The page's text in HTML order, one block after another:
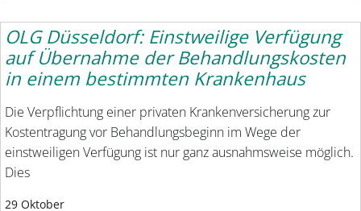
OLG Düsseldorf: Einstweilige Verfügung
auf Übernahme der Behandlungskosten
in einem bestimmten Krankenhaus
Die Verpflichtung einer privaten Krankenversicherung zur
Kostentragung vor Behandlungsbeginn im Wege der
einstweiligen Verfügung ist nur ganz ausnahmsweise möglich.
Dies
29 Oktober